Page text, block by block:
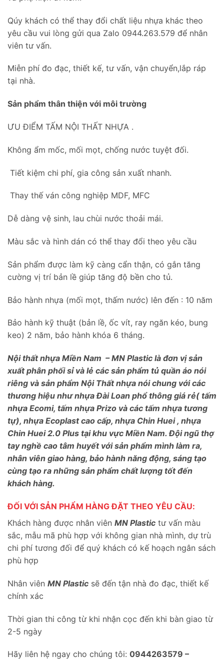
Qúy khách có thể thay đổi chất liệu nhựa khác theo
yêu cầu vui lòng gửi qua Zalo 0944.263.579 để nhân
viên tư vấn.
Miễn phí đo đạc, thiết kế, tư vấn, vận chuyển,lắp ráp
tại nhà.
Sản phẩm thân thiện với môi trường
ƯU ĐIỂM TẤM NỘI THẤT NHỰA .
Không ẩm mốc, mối mọt, chống nước tuyệt đối.
Tiết kiệm chi phí, gia công sản xuất nhanh.
Thay thế ván công nghiệp MDF, MFC
Dễ dàng vệ sinh, lau chùi nước thoải mái.
Màu sắc và hình dán có thể thay đổi theo yêu cầu
Sản phẩm được làm kỹ càng cẩn thận, có gắn tăng
cường vị trí bản lề giúp tăng độ bền cho tủ.
Bảo hành nhựa (mối mọt, thấm nước) lên đến : 10 năm
Bảo hành kỹ thuật (bản lề, ốc vít, ray ngăn kéo, bung
keo) 2 năm, bảo hành khóa 6 tháng.
Nội thất nhựa Miền Nam – MN Plastic là đơn vị sản
xuất phân phối sỉ và lẻ các sản phẩm tủ quần áo nói
riêng và sản phẩm Nội Thất nhựa nói chung với các
thương hiệu như nhựa Đài Loan phổ thông giá rẻ( tấm
nhựa Ecomi, tấm nhựa Prizo và các tấm nhựa tương
tự), nhựa Ecoplast cao cấp, nhựa Chin Huei , nhựa
Chin Huei 2.0 Plus tại khu vực Miền Nam. Đội ngũ thợ
tay nghề cao tâm huyết với sản phẩm mình làm ra,
nhân viên giao hàng, bảo hành năng động, sáng tạo
cùng tạo ra những sản phẩm chất lượng tốt đến
khách hàng.
ĐỐI VỚI SẢN PHẨM HÀNG ĐẶT THEO YÊU CẦU:
Khách hàng được nhân viên MN Plastic tư vấn màu
sắc, mẫu mã phù hợp với không gian nhà mình, dự trù
chi phí tương đối để quý khách có kế hoạch ngân sách
phù hợp
Nhân viên MN Plastic sẽ đến tận nhà đo đạc, thiết kế
chính xác
Thời gian thi công từ khi nhận cọc đến khi bàn giao từ
2-5 ngày
Hãy liên hệ ngay cho chúng tôi: 0944263579 –